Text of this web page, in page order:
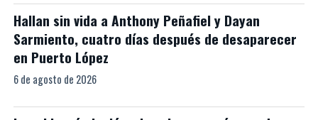
Hallan sin vida a Anthony Peñafiel y Dayan
Sarmiento, cuatro días después de desaparecer
en Puerto López
6 de agosto de 2026